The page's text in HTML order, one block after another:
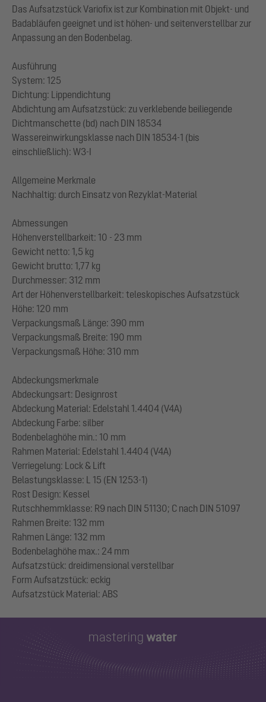
Das Aufsatzstück Variofix ist zur Kombination mit Objekt- und
Badabläufen geeignet und ist höhen- und seitenverstellbar zur
Anpassung an den Bodenbelag.
Ausführung
System: 125
Dichtung: Lippendichtung
Abdichtung am Aufsatzstück: zu verklebende beiliegende
Dichtmanschette (bd) nach DIN 18534
Wassereinwirkungsklasse nach DIN 18534-1 (bis
einschließlich): W3-I
Allgemeine Merkmale
Nachhaltig: durch Einsatz von Rezyklat-Material
Abmessungen
Höhenverstellbarkeit: 10 - 23 mm
Gewicht netto: 1,5 kg
Gewicht brutto: 1,77 kg
Durchmesser: 312 mm
Art der Höhenverstellbarkeit: teleskopisches Aufsatzstück
Höhe: 120 mm
Verpackungsmaß Länge: 390 mm
Verpackungsmaß Breite: 190 mm
Verpackungsmaß Höhe: 310 mm
Abdeckungsmerkmale
Abdeckungsart: Designrost
Abdeckung Material: Edelstahl 1.4404 (V4A)
Abdeckung Farbe: silber
Bodenbelaghöhe min.: 10 mm
Rahmen Material: Edelstahl 1.4404 (V4A)
Verriegelung: Lock & Lift
Belastungsklasse: L 15 (EN 1253-1)
Rost Design: Kessel
Rutschhemmklasse: R9 nach DIN 51130; C nach DIN 51097
Rahmen Breite: 132 mm
Rahmen Länge: 132 mm
Bodenbelaghöhe max.: 24 mm
Aufsatzstück: dreidimensional verstellbar
Form Aufsatzstück: eckig